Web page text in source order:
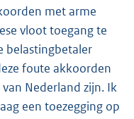
met arme
vloot toegang te
belastingbetaler
foute akkoorden
Nederland zijn. Ik
een toezegging op